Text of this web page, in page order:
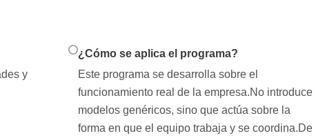
y
¿Cómo se aplica el programa?
Este programa se desarrolla sobre el
funcionamiento real de la empresa.No introduce
modelos genéricos, sino que actúa sobre la
forma en que el equipo trabaja y se coordina.De